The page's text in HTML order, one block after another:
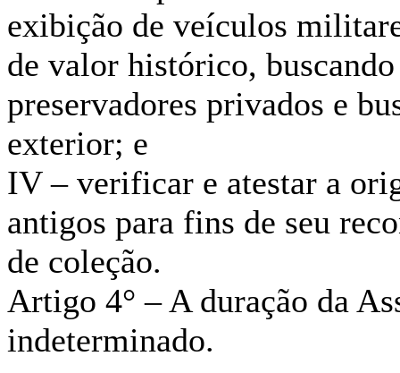
exibição de veículos
de valor histórico,
preservadores privados e
exterior; e
IV – verificar e atestar a
antigos para fins de seu
de coleção.
Artigo 4° – A duração da
indeterminado.